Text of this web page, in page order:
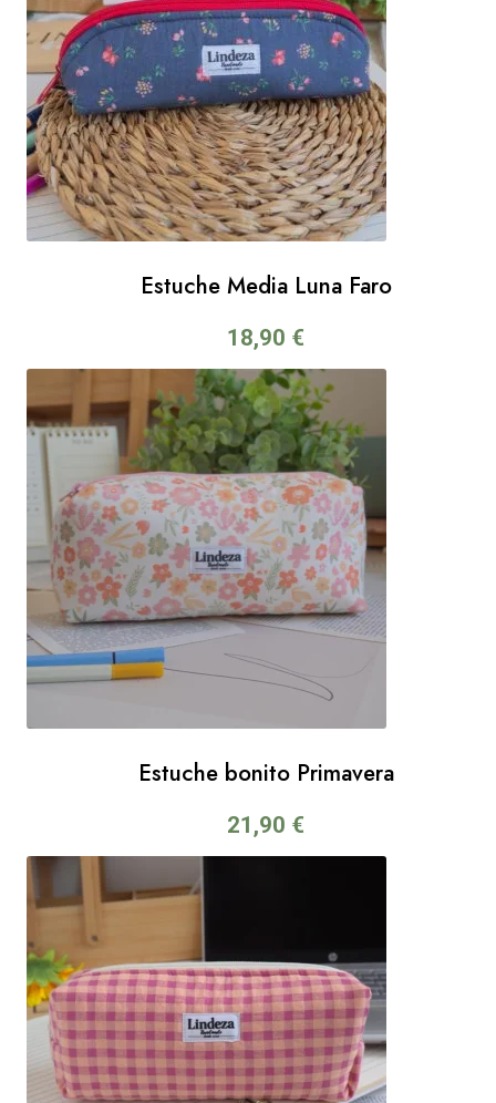
Estuche Media Luna Faro
18,90 €
Estuche bonito Primavera
21,90 €